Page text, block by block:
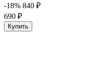
-18% 840 ₽
690 ₽
Купить